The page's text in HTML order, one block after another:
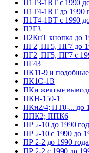
П1Т3-1ВТ с 1990
П1Т4-1ВТ до 1990
П1Т4-1ВТ с 1990
П2Г3
П2КнТ кнопка до
ПГ2, ПГ5, ПГ7 до
ПГ2, ПГ5, ПГ7 с
ПГ43
ПК11-9 и
ПК1С-1В
ПКн желтые
ПКН-150-1
ПКн2/4; ПТ8-... до
ППК2; ППК6
ПР 2-10 до 1990
ПР 2-10 с 1990 до
ПР 2-2 до 1990 года
ПР 2-2 с 1990 до